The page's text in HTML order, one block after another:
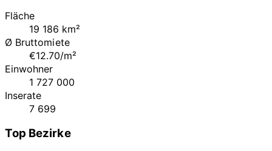
Fläche
19 186 km²
Ø Bruttomiete
€12.70/m²
Einwohner
1 727 000
Inserate
7 699
Top Bezirke